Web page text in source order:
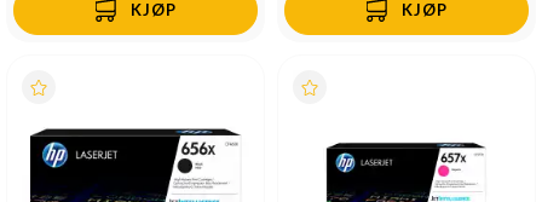
KJØP KJØP